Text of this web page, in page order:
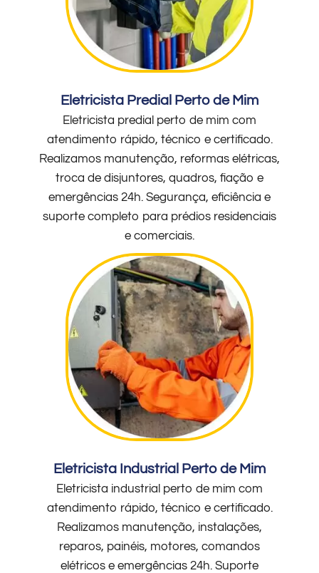
Eletricista Predial Perto de Mim
Eletricista predial perto de mim com
atendimento rápido, técnico e certificado.
Realizamos manutenção, reformas elétricas,
troca de disjuntores, quadros, fiação e
emergências 24h. Segurança, eficiência e
suporte completo para prédios residenciais
e comerciais.
Eletricista Industrial Perto de Mim
Eletricista industrial perto de mim com
atendimento rápido, técnico e certificado.
Realizamos manutenção, instalações,
reparos, painéis, motores, comandos
elétricos e emergências 24h. Suporte